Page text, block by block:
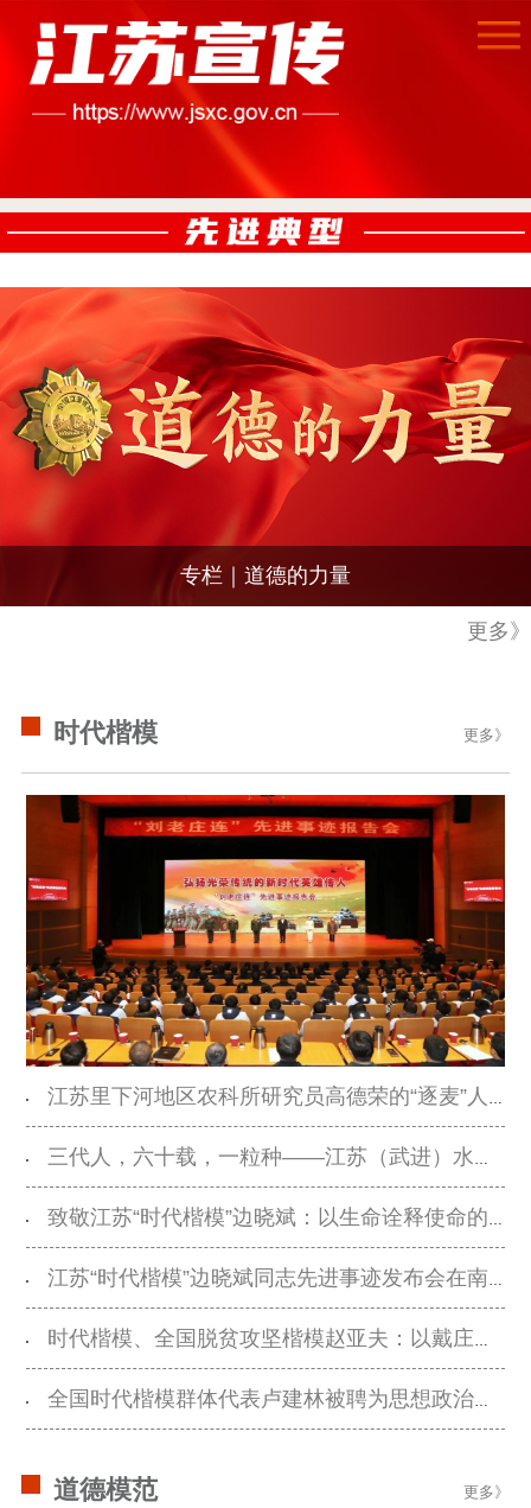
首页
江苏要闻
公示公告
信息公开制度
信息公开年度报
理论学习 宣传宣讲 研究阐释
哲学社科
社科强省 工作通知
成果集萃
江苏文脉
资料下载
新闻宣传
主题宣传 对外宣传
新闻发布
记者之家
品牌栏目
文化文艺
文化交流
体制改革
文化产业
精神文明
文明创建 文明实践
文明培育
先进典型
专栏｜道德的力量
更多》
时代楷模 更多》
道德模范 更多》